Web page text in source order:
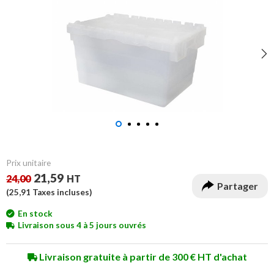
Prix unitaire
24,00 21,59 HT
(25,91 Taxes incluses)
Partager
En stock
Livraison sous 4 à 5 jours ouvrés
Livraison gratuite à partir de 300 € HT d'achat